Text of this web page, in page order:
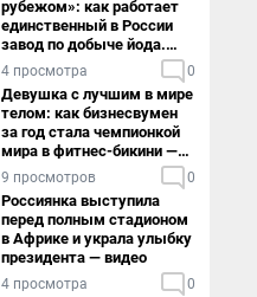
рубежом»: как работает
единственный в России
завод по добыче йода.
Видео
4 просмотра 0
Девушка с лучшим в мире
телом: как бизнесвумен
за год стала чемпионкой
мира в фитнес-бикини —
видео
9 просмотров 0
Россиянка выступила
перед полным стадионом
в Африке и украла улыбку
президента — видео
4 просмотра 0